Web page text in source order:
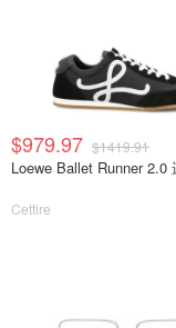
$979.97 $1419.91
Loewe Ballet Runner 2.0
Cettire